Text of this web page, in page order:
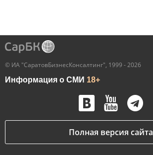
© ИА "СаратовБизнесКонсалтинг", 1999 - 2026
Информация о СМИ 18+
Полная версия сайта